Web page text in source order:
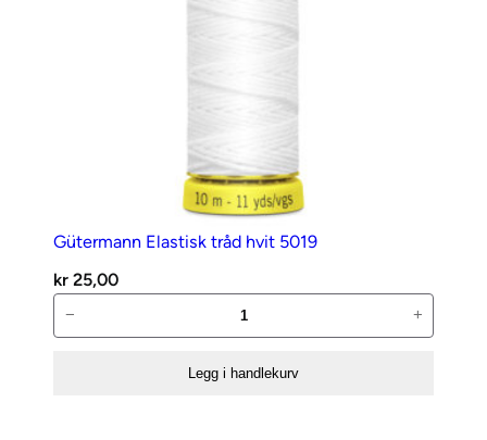
Gütermann Elastisk tråd hvit 5019
kr 25,00
Elastisk
− +
Legg i handlekurv